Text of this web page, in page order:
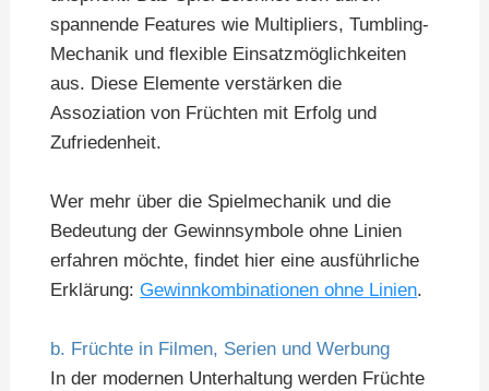
spannende Features wie Multipliers, Tumbling-
Mechanik und flexible Einsatzmöglichkeiten
aus. Diese Elemente verstärken die
Assoziation von Früchten mit Erfolg und
Zufriedenheit.
Wer mehr über die Spielmechanik und die
Bedeutung der Gewinnsymbole ohne Linien
erfahren möchte, findet hier eine ausführliche
Erklärung:Gewinnkombinationen ohne Linien.
b. Früchte in Filmen, Serien und Werbung
In der modernen Unterhaltung werden Früchte